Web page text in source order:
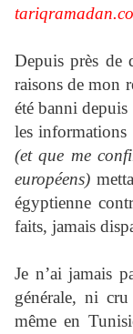
Depuis près de
raisons de mon
été banni depuis
les informations
(et que me
européens)
égyptienne
faits, jamais
Je n’ai jamais
générale, ni
même en